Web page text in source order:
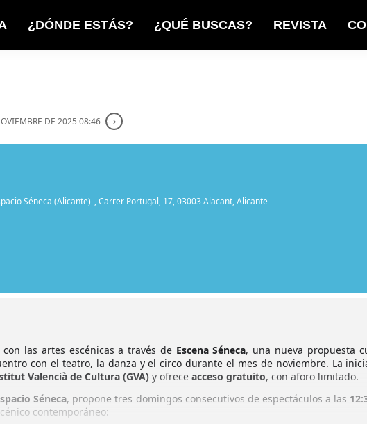
¿DÓNDE ESTÁS? ¿QUÉ BUSCAS? REVISTA
DE 2025 08:46
Séneca (Alicante) , Carrer Portugal, 17, 03003 Alacant, Alicante
las artes escénicas a través de Escena Séneca, una nueva propuesta
con el teatro, la danza y el circo durante el mes de noviembre. La
Valencià de Cultura (GVA) y ofrece acceso gratuito, con aforo limitado.
Séneca, propone tres domingos consecutivos de espectáculos a las
contemporáneo: